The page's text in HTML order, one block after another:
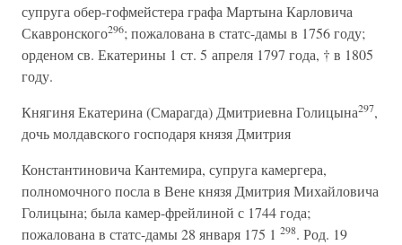
супруга обер-гофмейстера графа Мартына Карловича
Скавронского296; пожалована в статс-дамы в 1756 году;
орденом св. Екатерины 1 ст. 5 апреля 1797 года, † в 1805
году.
Княгиня Екатерина (Смарагда) Дмитриевна Голицына297,
дочь молдавского господаря князя Дмитрия
Константиновича Кантемира, супруга камергера,
полномочного посла в Вене князя Дмитрия Михайловича
Голицына; была камер-фрейлиной с 1744 года;
пожалована в статс-дамы 28 января 175 1 298. Род. 19